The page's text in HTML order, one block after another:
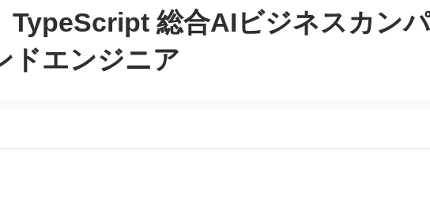
TypeScript 総合AIビジネスカン
ドエンジニア